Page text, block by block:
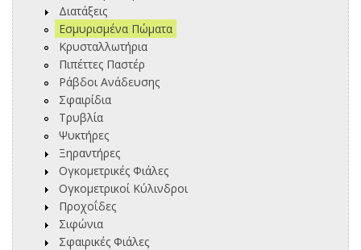
Διατάξεις
Εσμυρισμένα Πώματα
Κρυσταλλωτήρια
Πιπέττες Παστέρ
Ράβδοι Ανάδευσης
Σφαιρίδια
Τρυβλία
Ψυκτήρες
Ξηραντήρες
Ογκομετρικές Φιάλες
Ογκομετρικοί Κύλινδροι
Προχοΐδες
Σιφώνια
Σφαιρικές Φιάλες